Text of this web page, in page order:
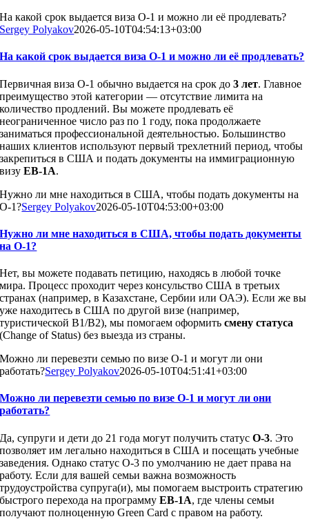
На какой срок выдается виза O-1 и можно ли её продлевать?
Sergey Polyakov2026-05-10T04:54:13+03:00
На какой срок выдается виза O-1 и можно ли её продлевать?
Первичная виза O-1 обычно выдается на срок до3 лет. Главное
преимущество этой категории — отсутствие лимита на
количество продлений. Вы можете продлевать её
неограниченное число раз по 1 году, пока продолжаете
заниматься профессиональной деятельностью. Большинство
наших клиентов используют первый трехлетний период, чтобы
закрепиться в США и подать документы на иммиграционную
визуEB-1A.
Нужно ли мне находиться в США, чтобы подать документы на
O-1?Sergey Polyakov2026-05-10T04:53:00+03:00
Нужно ли мне находиться в США, чтобы подать документы
на O-1?
Нет, вы можете подавать петицию, находясь в любой точке
мира. Процесс проходит через консульство США в третьих
странах (например, в Казахстане, Сербии или ОАЭ). Если же вы
уже находитесь в США по другой визе (например,
туристической B1/B2), мы помогаем оформитьсмену статуса
(Change of Status) без выезда из страны.
Можно ли перевезти семью по визе O-1 и могут ли они
работать?Sergey Polyakov2026-05-10T04:51:41+03:00
Можно ли перевезти семью по визе O-1 и могут ли они
работать?
Да, супруги и дети до 21 года могут получить статусO-3. Это
позволяет им легально находиться в США и посещать учебные
заведения. Однако статус O-3 по умолчанию не дает права на
работу. Если для вашей семьи важна возможность
трудоустройства супруга(и), мы помогаем выстроить стратегию
быстрого перехода на программуEB-1A, где члены семьи
получают полноценную Green Card с правом на работу.